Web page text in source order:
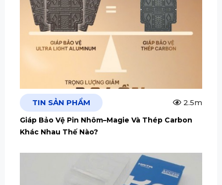
TIN SẢN PHẨM 2.5m
Giáp Bảo Vệ Pin Nhôm–Magie Và Thép Carbon
Khác Nhau Thế Nào?